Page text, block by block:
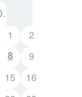
D
1
2
8
9
15
16